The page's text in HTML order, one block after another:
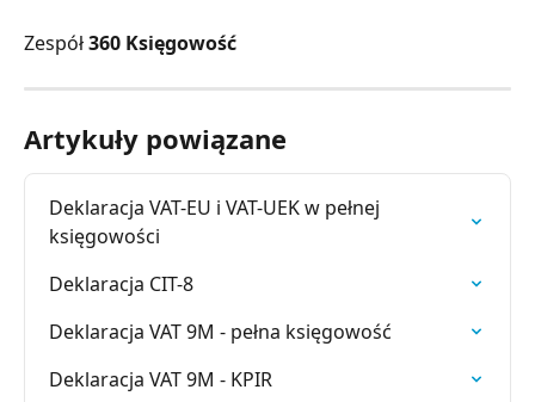
Zespół360 Księgowość
Artykuły powiązane
Deklaracja VAT-EU i VAT-UEK w pełnej
księgowości
Deklaracja CIT-8
Deklaracja VAT 9M - pełna księgowość
Deklaracja VAT 9M - KPIR